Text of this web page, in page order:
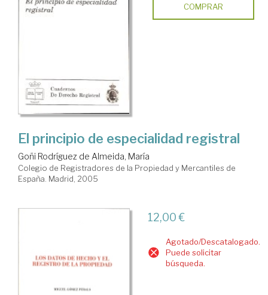
COMPRAR
El principio de especialidad registral
Goñi Rodríguez de Almeida, María
Colegio de Registradores de la Propiedad y Mercantiles de
España. Madrid, 2005
12,00 €
Agotado/Descatalogado.
Puede solicitar
búsqueda.